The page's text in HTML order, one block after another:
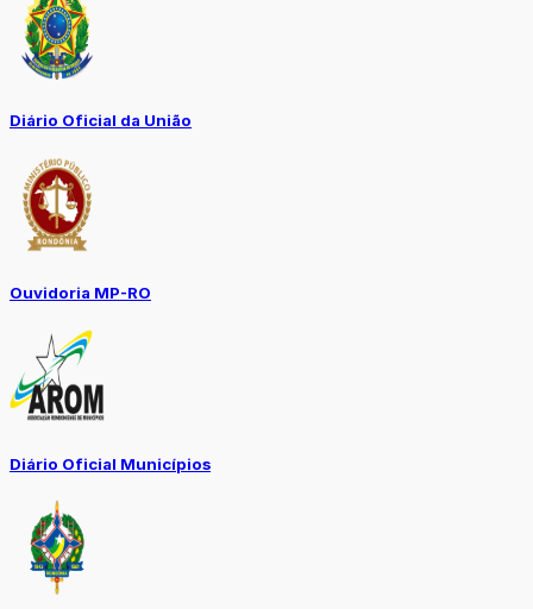
Diário Oficial da União
Ouvidoria MP-RO
Diário Oficial Municípios